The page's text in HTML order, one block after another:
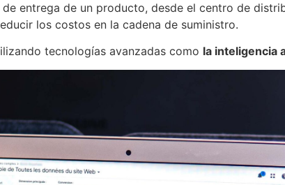
entrega de un producto, desde el centro de
los costos en la cadena de suministro.
tecnologías avanzadas como la inteligencia